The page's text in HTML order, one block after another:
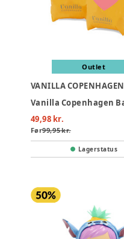
Outlet
VANILLA COPENHAGEN
49,98 kr.
Før99,95 kr.
Lagerstatus